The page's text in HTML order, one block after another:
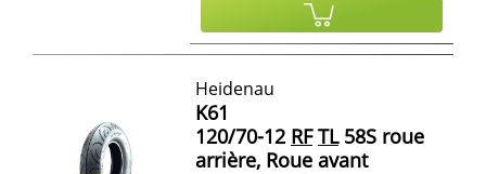
Heidenau
K61
120/70-12 RF TL58S roue
arrière, Roue avant